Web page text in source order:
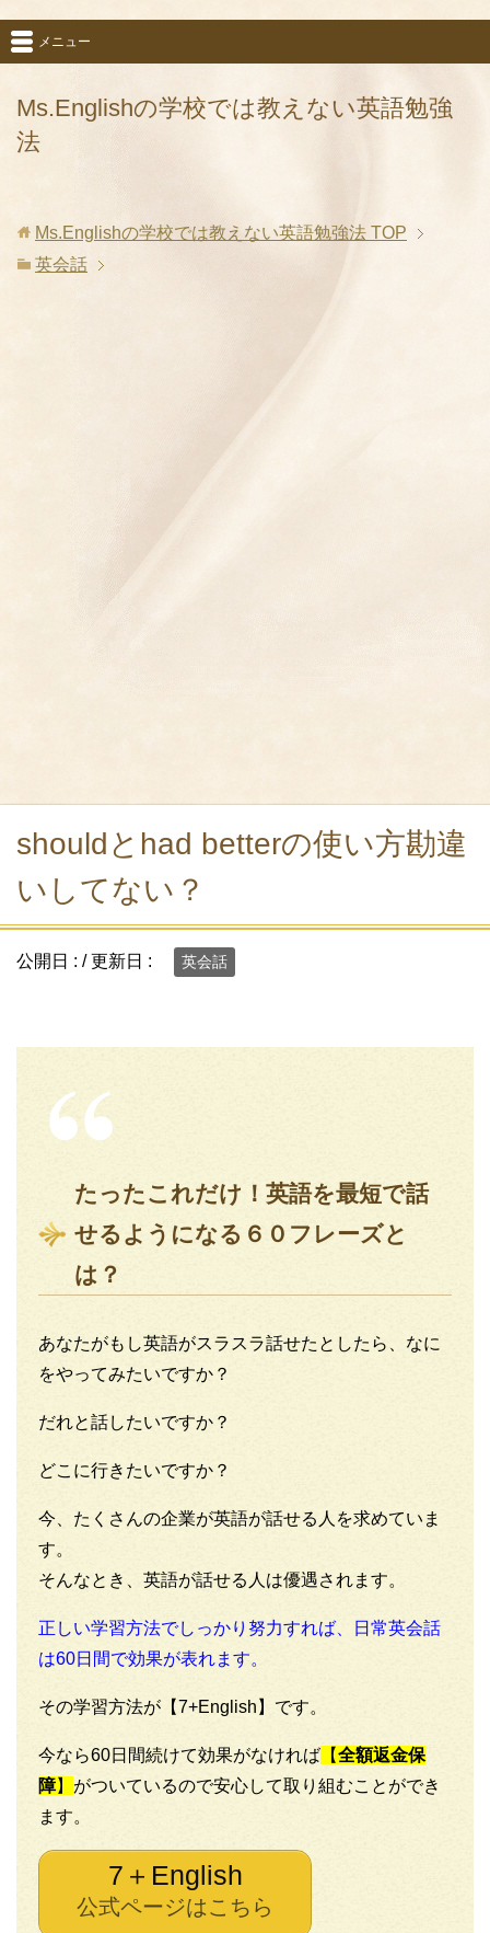
Ms.Englishの学校では教えない英語勉強
法
メニュー
Ms.Englishの学校では教えない英語勉強法 TOP
英会話
shouldとhad betterの使い方勘違
いしてない？
公開日 : / 更新日 : 英会話
たったこれだけ！英語を最短で話
せるようになる６０フレーズと
は？
あなたがもし英語がスラスラ話せたとしたら、なに
をやってみたいですか？
だれと話したいですか？
どこに行きたいですか？
今、たくさんの企業が英語が話せる人を求めていま
す。
そんなとき、英語が話せる人は優遇されます。
正しい学習方法でしっかり努力すれば、日常英会話
は60日間で効果が表れます。
その学習方法が【7+English】です。
今なら60日間続けて効果がなければ 【全額返金保
障】 がついているので安心して取り組むことができ
ます。
7＋English
公式ページはこちら